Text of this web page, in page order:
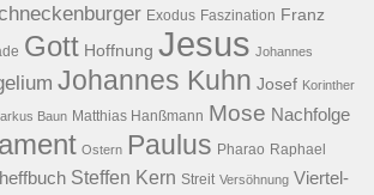
Exodus Faszination Franz
Gott Hoffnung Jesus Johannes
Johannes Kuhn Josef Korinther
Baun Matthias Hanßmann Mose Nachfolge
Ostern Paulus Pharao Raphael
Steffen Kern Streit Versöhnung Viertel-